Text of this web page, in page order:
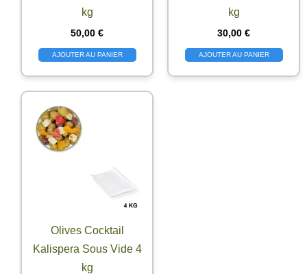
kg
50,00 €
AJOUTER AU PANIER
kg
30,00 €
AJOUTER AU PANIER
Olives Cocktail
Kalispera Sous Vide 4
kg